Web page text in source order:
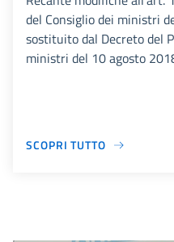
del Consiglio dei ministri
sostituito dal Decreto del
ministri del 10 agosto
SCOPRI TUTTO